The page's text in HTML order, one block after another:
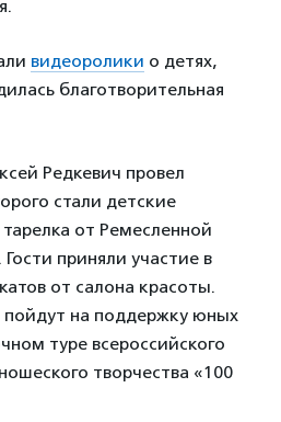
видеоролики о детях,
благотворительная
Редкевич провел
стали детские
от Ремесленной
приняли участие в
от салона красоты.
пойдут на поддержку юных
туре всероссийского
творчества «100